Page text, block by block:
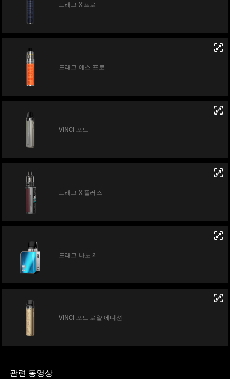
드래그 X 프로
드래그 에스 프로
VINCI 포드
드래그 X 플러스
드래그 나노 2
VINCI 포드 로얄 에디션
관련 동영상